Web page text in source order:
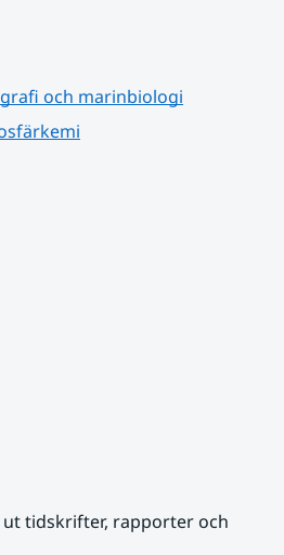
och marinbiologi
tidskrifter, rapporter och